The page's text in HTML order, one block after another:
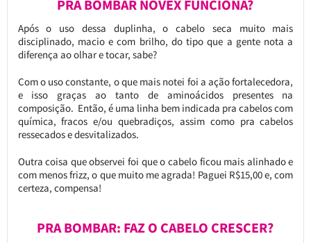
PRA BOMBAR NOVEX FUNCIONA?
Após o uso dessa duplinha, o cabelo seca muito mais
disciplinado, macio e com brilho, do tipo que a gente nota a
diferença ao olhar e tocar, sabe?
Com o uso constante, o que mais notei foi a ação fortalecedora,
e isso graças ao tanto de aminoácidos presentes na
composição. Então, é uma linha bem indicada pra cabelos com
química, fracos e/ou quebradiços, assim como pra cabelos
ressecados e desvitalizados.
Outra coisa que observei foi que o cabelo ficou mais alinhado e
com menos frizz, o que muito me agrada! Paguei R$15,00 e, com
certeza, compensa!
PRA BOMBAR: FAZ O CABELO CRESCER?